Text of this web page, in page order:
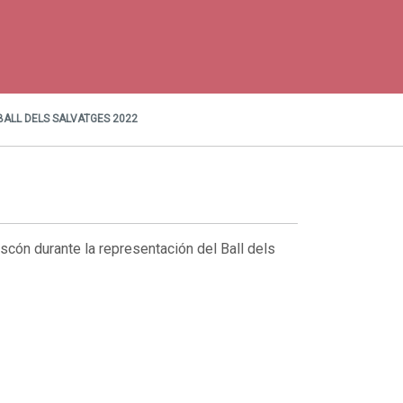
DELS SALVATGES 2022
durante la representación del Ball dels